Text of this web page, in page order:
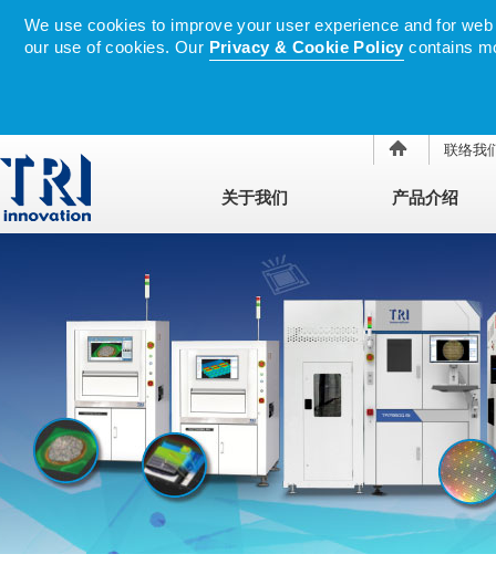
We use cookies to improve your user experience and for
our use of cookies. Our Privacy & Cookie Policy contains
联络我
关于我们 产品介绍